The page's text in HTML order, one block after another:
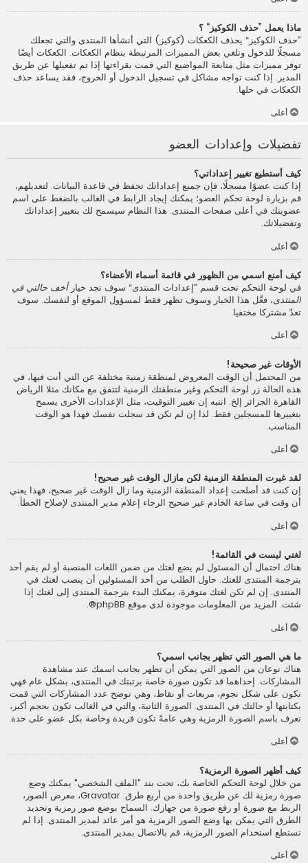
ماذا يعمل ”حذف الكوكيز“ ؟
”حذف الكوكيز“ يحذف الكعكات (كوكيز) التي أنشأها المنتدى والتي تجعلك
مسجلًا للدخول وتلغي بعض المميزات المرتبطة بنظام الكعكات. الكعكات أيضًا
توفر مميزات مثل متابعة المواضيع التي قمت بقراءتها إذا تم تفعيلها عن طريق
المدير. إذا كنت تواجه مشاكل في تسجيل الدخول أو الخروج، فقد يساعد حذف
الكعكات في حلها.
أعلى
تفضيلات وإعدادات العضو
كيف أستطيع تغيير إعداداتي؟
إذا كنت عضوًا مسجلًا، فإن جميع إعداداتك تحفظ في قاعدة البيانات. لتعديلهم،
قم بزيارة لوحة تحكم العضو؛ يمكنك إيجاد الرابط في الغالب بالضغط على اسم
عضويتك في أعلى صفحات المنتدى. هذا النظام سيسمح لك بتغيير إعداداتك
وتفضيلاتك.
أعلى
كيف أمنع اسمي من الظهور في قائمة أسماء الأعضاء؟
في لوحة التحكم تحت قسم ”إعدادات المنتدى“ سوف تجد خيارأخف حالتي في
المنتدى، فعَّل هذا الخيار وسوف تظهر فقط لمسؤول الموقع أو لنفسك. سوف
تعدّ مشتركا مختفيا.
أعلى
الأوقات غير صحيحة!
من المحتمل أن الوقت المعروض لمنطقة زمنية مختلفة عن التي أنت فيها، في
هذه الحالة زر لوحة التحكم وغير منطقتك الزمنية لتتفق مع مكانك مثلا الرياض
القاهرة الجزائر إلخ. انتبه إن تغيير التوقيت، مثل الإعدادات الأخرى يسمح
بتغييرها للمسجلين فقط. لذا إن لم تكن قد سجلت نفسك فهذا هو الوقت
المناسب.
أعلى
لقد غيرت المنطقة الزمنية لكن مازال الوقت غير صحيح!
إن كنت قد أصلحت إعداد المنطقة الزمنية وما زال الوقت غير صحيح، فهذا يعني
أن وقت في ساعة الخادم غير صحيح الرجاء إعلام مدير المنتدى لإصلاح الخطأ.
أعلى
لغتي ليست في القائمة!
هناك احتمال أن المسئول لم يضع لغتك من ضمن اللغات المنصبة أو لم يقم أحد
بترجمة المنتدى للغتك. حاول الطلب من أحد المسئولين أن ينصب لغتك في
المنتدى. إن لم تكن لغتك متوفرة، يمكنك البدء بترجمة المنتدى إلى لغتك إذا
شئت. المزيد من المعلومات موجودة لدى موقع phpBB
®.
أعلى
ما هي الصور التي تظهر بجانب اسمي؟
هناك نوعان من الصور التي يمكن أن تظهر بجانب اسمك عند مشاهدة
المشاركات. إحداهما قد تكون صورة خاصة برتبتك في المنتدى، بشكل عام فهي
تكون على شكل نجوم، مربعات أو نقاط، وهي توضح عدد المشاركات التي قمت
بكتابتها أو حالتك في المنتدى. الصورة الثانية، والتي في الغالب تكون بحجم أكبر،
تعرف باسم الصورة الرمزية وهي عامةً تكون فريدة وخاصة بكل عضو على حدة.
أعلى
كيف أظهر الصورة الرمزية؟
من خلال لوحة التحكم الخاصة بك، تحت بند "الملف الشخصي" يمكنك وضع
صورة رمزية لك عن طريق واحدة من أربع طرق: Gravatar، معرض الصور،
الربط مع صورة أو رفع صورة من جهازك. السماح بوضع صور رمزية وتحديد
الطرق التي يمكن بها وضع الصور الرمزية هو أمر عائد لمدير المنتدى. إذا لم
تستطع استخدام الصور الرمزية، قم بالاتصال بمدير المنتدى.
أعلى